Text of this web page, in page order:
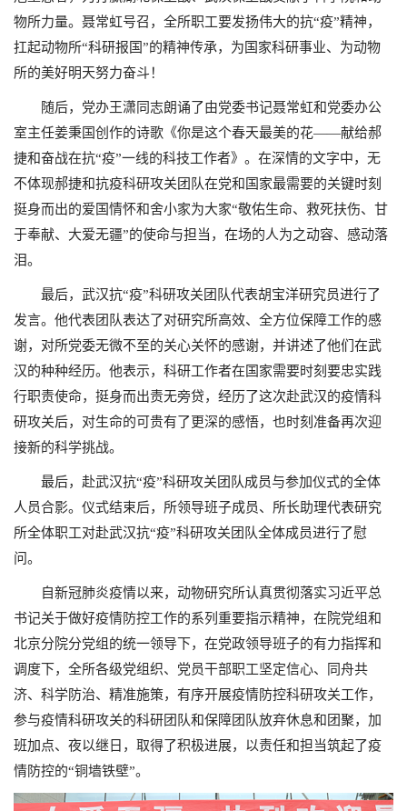
物所力量。聂常虹号召，全所职工要发扬伟大的抗“疫”精神，
扛起动物所“科研报国”的精神传承，为国家科研事业、为动物
所的美好明天努力奋斗！
随后，党办王潇同志朗诵了由党委书记聂常虹和党委办公
室主任姜秉国创作的诗歌《你是这个春天最美的花——献给郝
捷和奋战在抗“疫”一线的科技工作者》。在深情的文字中，无
不体现郝捷和抗疫科研攻关团队在党和国家最需要的关键时刻
挺身而出的爱国情怀和舍小家为大家“敬佑生命、救死扶伤、甘
于奉献、大爱无疆”的使命与担当，在场的人为之动容、感动落
泪。
最后，武汉抗“疫”科研攻关团队代表胡宝洋研究员进行了
发言。他代表团队表达了对研究所高效、全方位保障工作的感
谢，对所党委无微不至的关心关怀的感谢，并讲述了他们在武
汉的种种经历。他表示，科研工作者在国家需要时刻要忠实践
行职责使命，挺身而出责无旁贷，经历了这次赴武汉的疫情科
研攻关后，对生命的可贵有了更深的感悟，也时刻准备再次迎
接新的科学挑战。
最后，赴武汉抗“疫”科研攻关团队成员与参加仪式的全体
人员合影。仪式结束后，所领导班子成员、所长助理代表研究
所全体职工对赴武汉抗“疫”科研攻关团队全体成员进行了慰
问。
自新冠肺炎疫情以来，动物研究所认真贯彻落实习近平总
书记关于做好疫情防控工作的系列重要指示精神，在院党组和
北京分院分党组的统一领导下，在党政领导班子的有力指挥和
调度下，全所各级党组织、党员干部职工坚定信心、同舟共
济、科学防治、精准施策，有序开展疫情防控科研攻关工作，
参与疫情科研攻关的科研团队和保障团队放弃休息和团聚，加
班加点、夜以继日，取得了积极进展，以责任和担当筑起了疫
情防控的“铜墙铁壁”。